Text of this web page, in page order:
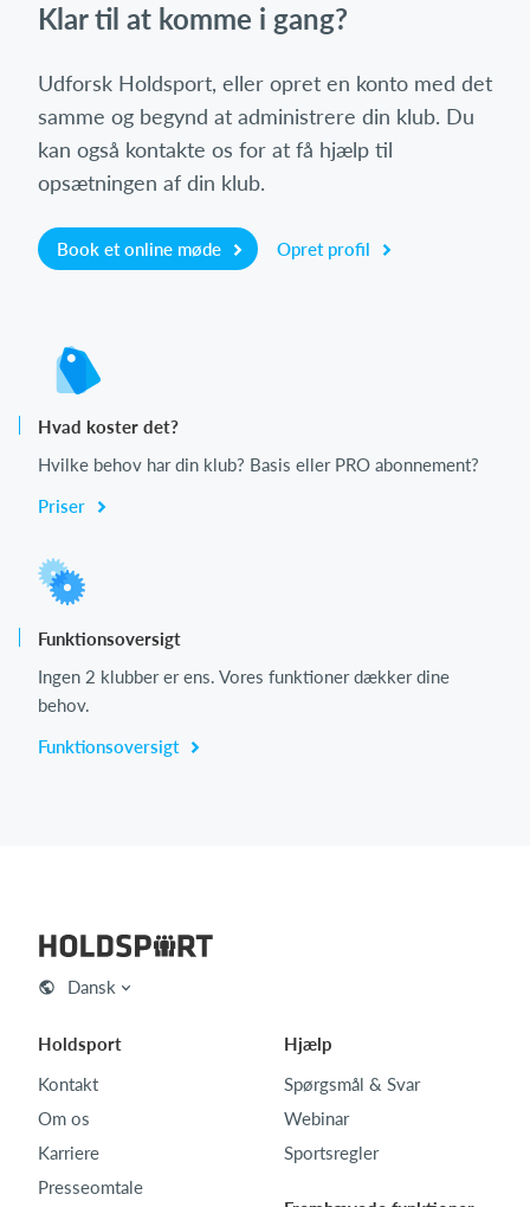
Klar til at komme i gang?
Udforsk Holdsport, eller opret en konto med det
samme og begynd at administrere din klub. Du
kan også kontakte os for at få hjælp til
opsætningen af din klub.
Book et online møde Opret profil
Hvad koster det?
Hvilke behov har din klub? Basis eller PRO abonnement?
Priser
Funktionsoversigt
Ingen 2 klubber er ens. Vores funktioner dækker dine
behov.
Funktionsoversigt
Dansk
Holdsport
Kontakt
Om os
Karriere
Presseomtale
Hjælp
Spørgsmål & Svar
Webinar
Sportsregler